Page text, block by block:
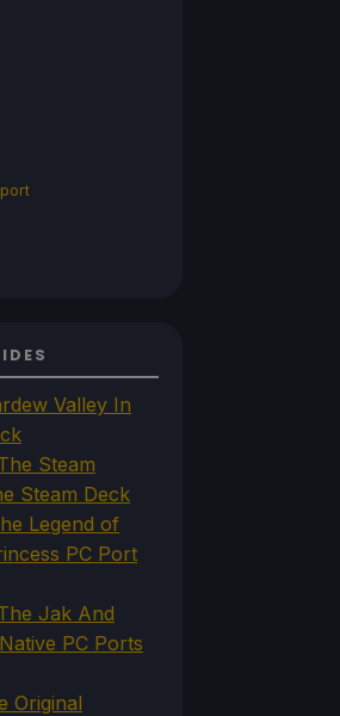
Valley In
Steam
Steam Deck
Legend of
PC Port
Jak And
PC Ports
Original